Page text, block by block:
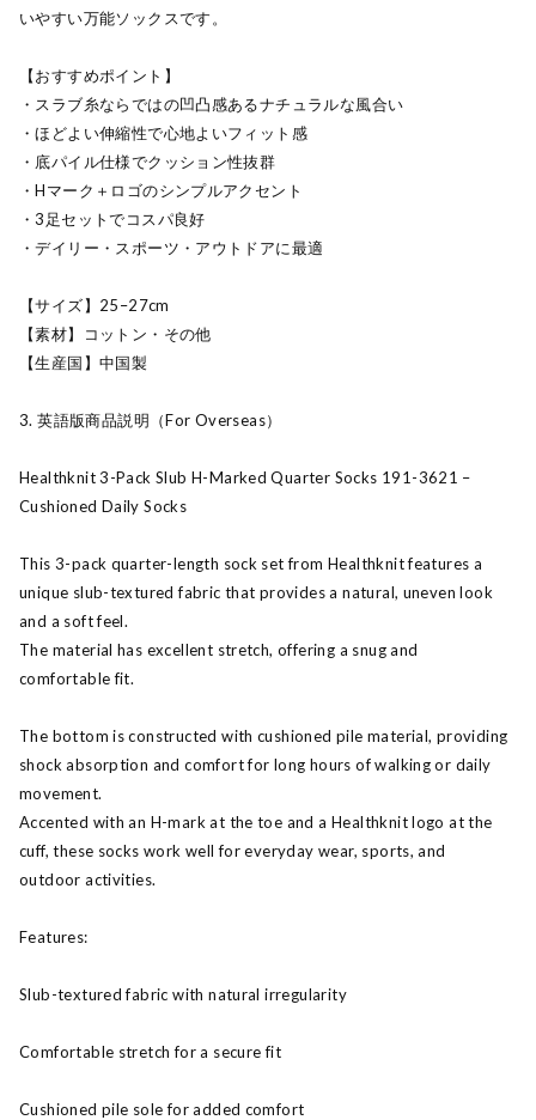
いやすい万能ソックスです。
【おすすめポイント】
・スラブ糸ならではの凹凸感あるナチュラルな風合い
・ほどよい伸縮性で心地よいフィット感
・底パイル仕様でクッション性抜群
・Hマーク＋ロゴのシンプルアクセント
・3足セットでコスパ良好
・デイリー・スポーツ・アウトドアに最適
【サイズ】25–27cm
【素材】コットン・その他
【生産国】中国製
3. 英語版商品説明（For Overseas）
Healthknit 3-Pack Slub H-Marked Quarter Socks 191-3621 –
Cushioned Daily Socks
This 3-pack quarter-length sock set from Healthknit features a
unique slub-textured fabric that provides a natural, uneven look
and a soft feel.
The material has excellent stretch, offering a snug and
comfortable fit.
The bottom is constructed with cushioned pile material, providing
shock absorption and comfort for long hours of walking or daily
movement.
Accented with an H-mark at the toe and a Healthknit logo at the
cuff, these socks work well for everyday wear, sports, and
outdoor activities.
Features:
Slub-textured fabric with natural irregularity
Comfortable stretch for a secure fit
Cushioned pile sole for added comfort